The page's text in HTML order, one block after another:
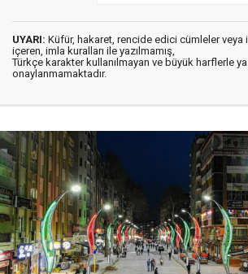
UYARI: Küfür, hakaret, rencide edici cümleler veya
içeren, imla kuralları ile yazılmamış,
Türkçe karakter kullanılmayan ve büyük harflerle
onaylanmamaktadır.